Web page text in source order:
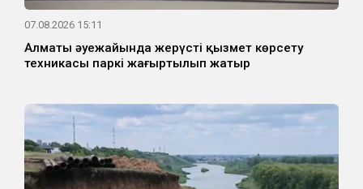
07.08.2026 15:11
Алматы әуежайында жерүсті қызмет көрсету
техникасы паркі жаңғыртылып жатыр